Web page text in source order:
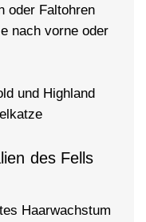
oder Faltohren
nach vorne oder
und Highland
des Fells
Haarwachstum